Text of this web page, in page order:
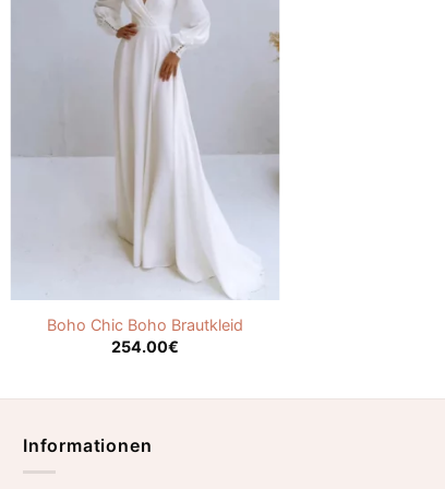
Boho Chic Boho Brautkleid
254.00€
Informationen